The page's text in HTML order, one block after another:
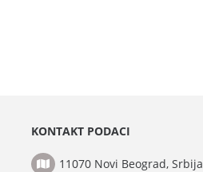
KONTAKT PODACI
11070 Novi Beograd, Srbija